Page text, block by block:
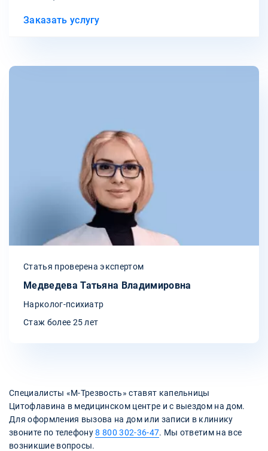
Заказать услугу
Статья проверена экспертом
Медведева Татьяна Владимировна
Нарколог-психиатр
Стаж более 25 лет
Специалисты «‎М-Трезвость» ставят капельницы
Цитофлавина в медицинском центре и с выездом на дом.
Для оформления вызова на дом или записи в клинику
звоните по телефону8 800 302-36-47. Мы ответим на все
возникшие вопросы.